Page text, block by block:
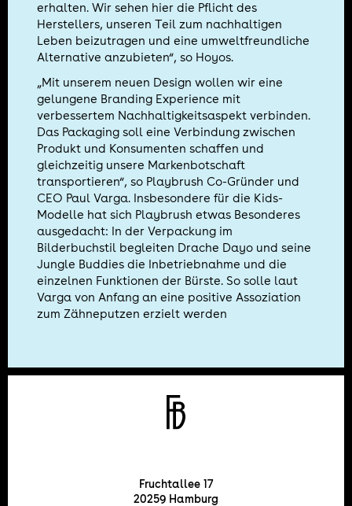
erhalten. Wir sehen hier die Pflicht des
Herstellers, unseren Teil zum nachhaltigen
Leben beizutragen und eine umweltfreundliche
Alternative anzubieten“, so Hoyos.
„Mit unserem neuen Design wollen wir eine
gelungene Branding Experience mit
verbessertem Nachhaltigkeitsaspekt verbinden.
Das Packaging soll eine Verbindung zwischen
Produkt und Konsumenten schaffen und
gleichzeitig unsere Markenbotschaft
transportieren“, so Playbrush Co-Gründer und
CEO Paul Varga. Insbesondere für die Kids-
Modelle hat sich Playbrush etwas Besonderes
ausgedacht: In der Verpackung im
Bilderbuchstil begleiten Drache Dayo und seine
Jungle Buddies die Inbetriebnahme und die
einzelnen Funktionen der Bürste. So solle laut
Varga von Anfang an eine positive Assoziation
zum Zähneputzen erzielt werden
Fruchtallee 17
20259 Hamburg